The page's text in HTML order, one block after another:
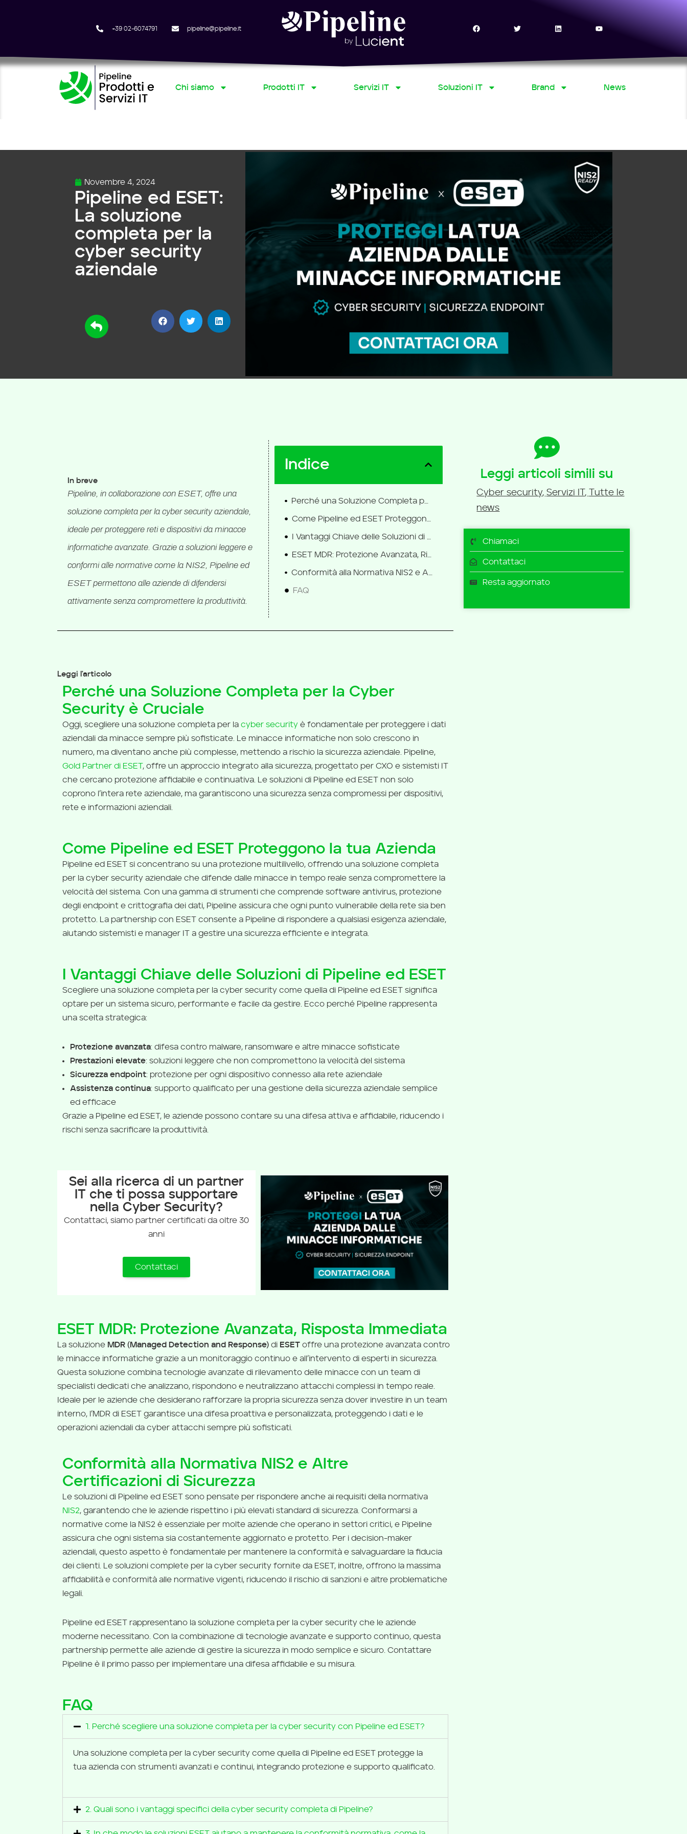
contenuto
+39 02-6074791 pipeline@pipeline.it
Chi siamo Prodotti IT Servizi IT Soluzioni IT Brand News
Novembre 4, 2024
Pipeline ed ESET:
La soluzione
completa per la
cyber security
aziendale
In breve
Pipeline, in collaborazione con ESET, offre una
soluzione completa per la cyber security aziendale,
ideale per proteggere reti e dispositivi da minacce
informatiche avanzate. Grazie a soluzioni leggere e
conformi alle normative come la NIS2, Pipeline ed
ESET permettono alle aziende di difendersi
attivamente senza compromettere la produttività.
Indice
Perché una Soluzione Completa per la Cyber Security è Cruciale
ESET MDR: Protezione Avanzata, Risposta Immediata
FAQ
Leggi l'articolo
Perché una Soluzione Completa per la Cyber
Security è Cruciale
Oggi, scegliere una soluzione completa per la cyber security è fondamentale per proteggere i dati
aziendali da minacce sempre più sofisticate. Le minacce informatiche non solo crescono in
numero, ma diventano anche più complesse, mettendo a rischio la sicurezza aziendale. Pipeline,
Gold Partner di ESET, offre un approccio integrato alla sicurezza, progettato per CXO e sistemisti IT
che cercano protezione affidabile e continuativa. Le soluzioni di Pipeline ed ESET non solo
coprono l’intera rete aziendale, ma garantiscono una sicurezza senza compromessi per dispositivi,
rete e informazioni aziendali.
Come Pipeline ed ESET Proteggono la tua Azienda
Pipeline ed ESET si concentrano su una protezione multilivello, offrendo una soluzione completa
per la cyber security aziendale che difende dalle minacce in tempo reale senza compromettere la
velocità del sistema. Con una gamma di strumenti che comprende software antivirus, protezione
degli endpoint e crittografia dei dati, Pipeline assicura che ogni punto vulnerabile della rete sia ben
protetto. La partnership con ESET consente a Pipeline di rispondere a qualsiasi esigenza aziendale,
aiutando sistemisti e manager IT a gestire una sicurezza efficiente e integrata.
I Vantaggi Chiave delle Soluzioni di Pipeline ed ESET
Scegliere una soluzione completa per la cyber security come quella di Pipeline ed ESET significa
optare per un sistema sicuro, performante e facile da gestire. Ecco perché Pipeline rappresenta
una scelta strategica:
Protezione avanzata: difesa contro malware, ransomware e altre minacce sofisticate
Prestazioni elevate: soluzioni leggere che non compromettono la velocità del sistema
Sicurezza endpoint: protezione per ogni dispositivo connesso alla rete aziendale
Assistenza continua: supporto qualificato per una gestione della sicurezza aziendale semplice
ed efficace
Grazie a Pipeline ed ESET, le aziende possono contare su una difesa attiva e affidabile, riducendo i
rischi senza sacrificare la produttività.
Sei alla ricerca di un partner
IT che ti possa supportare
nella Cyber Security?
Contattaci, siamo partner certificati da oltre 30
anni
Contattaci
ESET MDR: Protezione Avanzata, Risposta Immediata
La soluzione MDR (Managed Detection and Response) di ESET offre una protezione avanzata contro
le minacce informatiche grazie a un monitoraggio continuo e all’intervento di esperti in sicurezza.
Questa soluzione combina tecnologie avanzate di rilevamento delle minacce con un team di
specialisti dedicati che analizzano, rispondono e neutralizzano attacchi complessi in tempo reale.
Ideale per le aziende che desiderano rafforzare la propria sicurezza senza dover investire in un team
interno, l’MDR di ESET garantisce una difesa proattiva e personalizzata, proteggendo i dati e le
operazioni aziendali da cyber attacchi sempre più sofisticati.
Conformità alla Normativa NIS2 e Altre
Certificazioni di Sicurezza
Le soluzioni di Pipeline ed ESET sono pensate per rispondere anche ai requisiti della normativa
NIS2, garantendo che le aziende rispettino i più elevati standard di sicurezza. Conformarsi a
normative come la NIS2 è essenziale per molte aziende che operano in settori critici, e Pipeline
assicura che ogni sistema sia costantemente aggiornato e protetto. Per i decision-maker
aziendali, questo aspetto è fondamentale per mantenere la conformità e salvaguardare la fiducia
dei clienti. Le soluzioni complete per la cyber security fornite da ESET, inoltre, offrono la massima
affidabilità e conformità alle normative vigenti, riducendo il rischio di sanzioni e altre problematiche
legali.
Pipeline ed ESET rappresentano la soluzione completa per la cyber security che le aziende
moderne necessitano. Con la combinazione di tecnologie avanzate e supporto continuo, questa
partnership permette alle aziende di gestire la sicurezza in modo semplice e sicuro. Contattare
Pipeline è il primo passo per implementare una difesa affidabile e su misura.
FAQ
1. Perché scegliere una soluzione completa per la cyber security con Pipeline ed ESET?
Una soluzione completa per la cyber security come quella di Pipeline ed ESET protegge la
tua azienda con strumenti avanzati e continui, integrando protezione e supporto qualificato.
2. Quali sono i vantaggi specifici della cyber security completa di Pipeline?
Leggi articoli simili su
Cyber security,Servizi IT ,
Tutte le
news
Chiamaci
Contattaci
Resta aggiornato